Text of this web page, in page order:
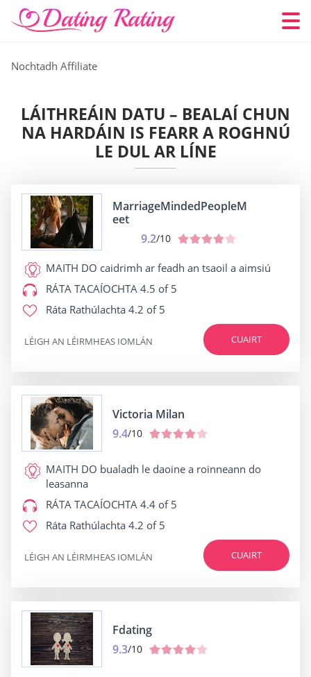
Nochtadh Affiliate
LÁITHREÁIN DATU – BEALAÍ CHUN
NA HARDÁIN IS FEARR A ROGHNÚ
LE DUL AR LÍNE
MarriageMindedPeopleM
eet
9.2/10
MAITH DO caidrimh ar feadh an tsaoil a aimsiú
RÁTA TACAÍOCHTA 4.5 of 5
Ráta Rathúlachta 4.2 of 5
CUAIRT
LÉIGH AN LÉIRMHEAS IOMLÁN
Victoria Milan
9.4/10
MAITH DO bualadh le daoine a roinneann do
leasanna
RÁTA TACAÍOCHTA 4.4 of 5
Ráta Rathúlachta 4.2 of 5
CUAIRT
LÉIGH AN LÉIRMHEAS IOMLÁN
Fdating
9.3/10